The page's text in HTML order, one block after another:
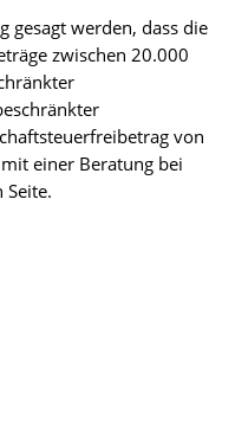
gesagt werden, dass die
zwischen 20.000
von
einer Beratung bei
Seite.